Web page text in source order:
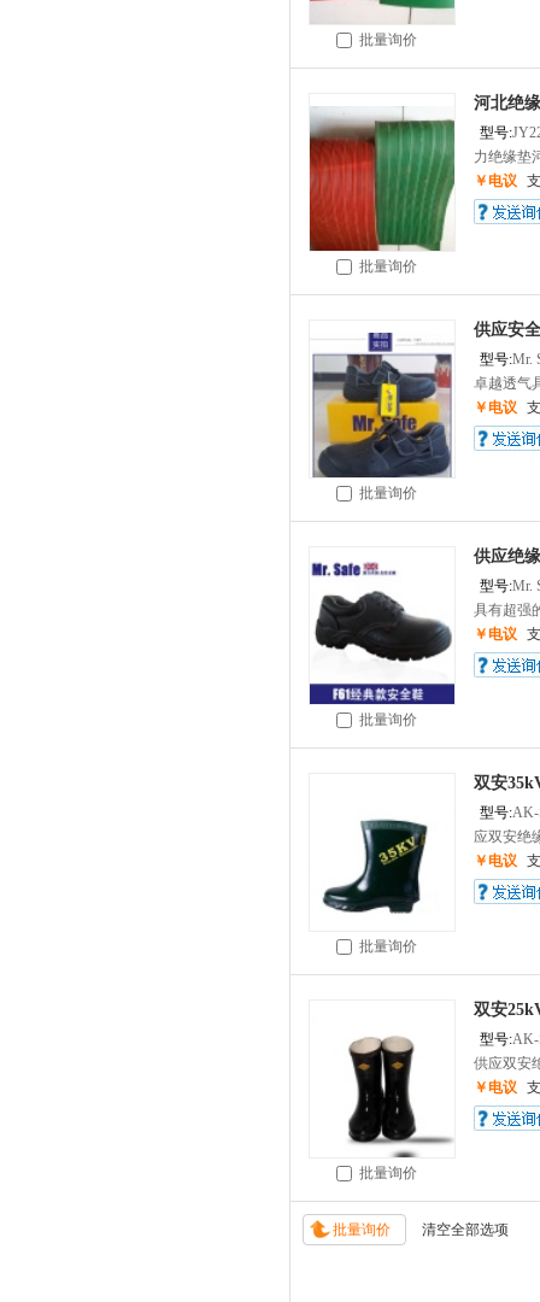
批量询价
批量询价
河北绝
型号:
力绝缘垫
￥电议
批量询价
供应安
型号:Mr.
卓越透气
￥电议
批量询价
供应绝
型号:Mr.
具有超强
￥电议
批量询价
双安
型号:AK-
应双安绝
￥电议
批量询价
双安
型号:AK-
供应双安
￥电议